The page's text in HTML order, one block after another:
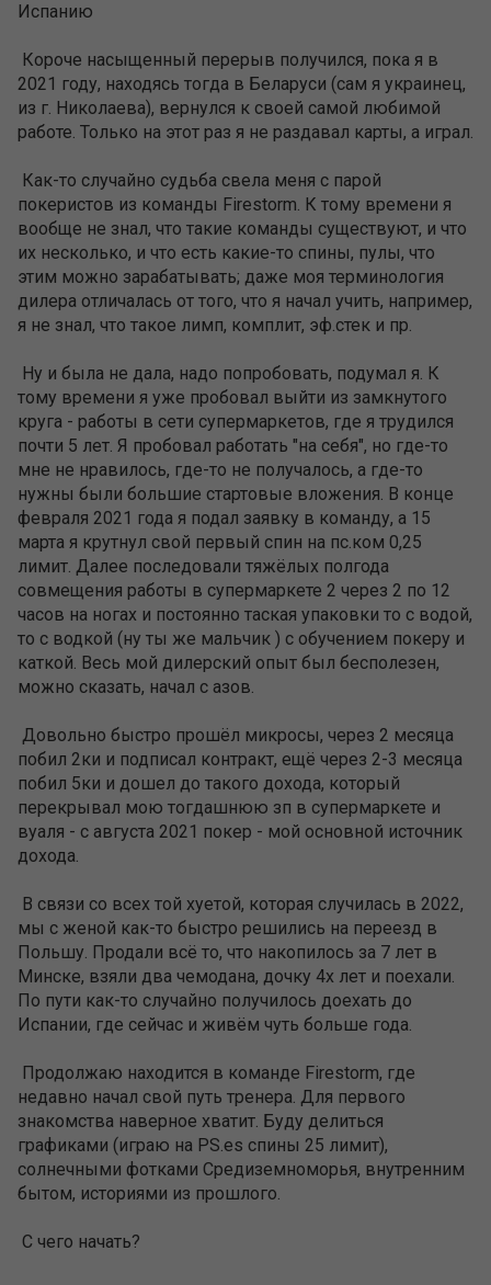
Испанию
Короче насыщенный перерыв получился, пока я в
2021 году, находясь тогда в Беларуси (сам я украинец,
из г. Николаева), вернулся к своей самой любимой
работе. Только на этот раз я не раздавал карты, а играл.
Как-то случайно судьба свела меня с парой
покеристов из команды Firestorm. К тому времени я
вообще не знал, что такие команды существуют, и что
их несколько, и что есть какие-то спины, пулы, что
этим можно зарабатывать; даже моя терминология
дилера отличалась от того, что я начал учить, например,
я не знал, что такое лимп, комплит, эф.стек и пр.
Ну и была не дала, надо попробовать, подумал я. К
тому времени я уже пробовал выйти из замкнутого
круга - работы в сети супермаркетов, где я трудился
почти 5 лет. Я пробовал работать "на себя", но где-то
мне не нравилось, где-то не получалось, а где-то
нужны были большие стартовые вложения. В конце
февраля 2021 года я подал заявку в команду, а 15
марта я крутнул свой первый спин на пс.ком 0,25
лимит. Далее последовали тяжёлых полгода
совмещения работы в супермаркете 2 через 2 по 12
часов на ногах и постоянно таская упаковки то с водой,
то с водкой (ну ты же мальчик ) с обучением покеру и
каткой. Весь мой дилерский опыт был бесполезен,
можно сказать, начал с азов.
Довольно быстро прошёл микросы, через 2 месяца
побил 2ки и подписал контракт, ещё через 2-3 месяца
побил 5ки и дошел до такого дохода, который
перекрывал мою тогдашнюю зп в супермаркете и
вуаля - с августа 2021 покер - мой основной источник
дохода.
В связи со всех той хуетой, которая случилась в 2022,
мы с женой как-то быстро решились на переезд в
Польшу. Продали всё то, что накопилось за 7 лет в
Минске, взяли два чемодана, дочку 4х лет и поехали.
По пути как-то случайно получилось доехать до
Испании, где сейчас и живём чуть больше года.
Продолжаю находится в команде Firestorm, где
недавно начал свой путь тренера. Для первого
знакомства наверное хватит. Буду делиться
графиками (играю на PS.es спины 25 лимит),
солнечными фотками Средиземноморья, внутренним
бытом, историями из прошлого.
С чего начать?